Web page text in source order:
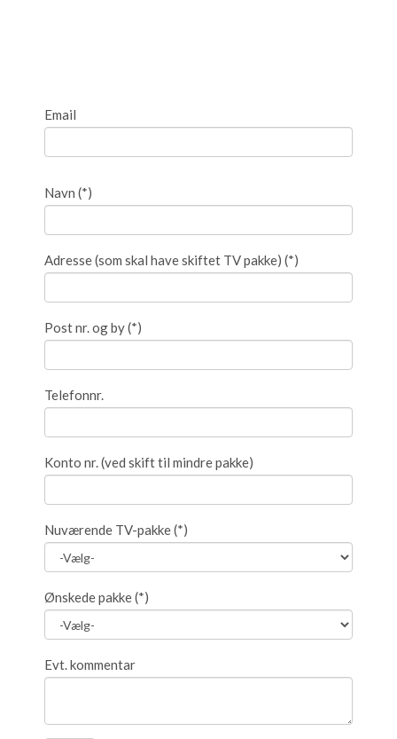
Email
Navn (*)
Adresse (som skal have skiftet TV pakke) (*)
Post nr. og by(*)
Telefonnr.
Konto nr. (ved skift til mindre pakke)
Nuværende TV-pakke(*)
Ønskede pakke(*)
Evt. kommentar